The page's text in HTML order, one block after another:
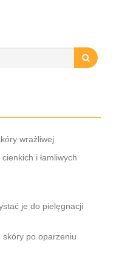
wrażliwej
i łamliwych
je do pielęgnacji
po oparzeniu